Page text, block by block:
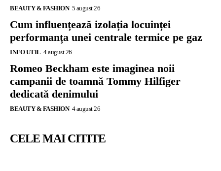
BEAUTY & FASHION 5 august 26
Cum influențează izolația locuinței
performanța unei centrale termice pe gaz
INFO UTIL 4 august 26
Romeo Beckham este imaginea noii
campanii de toamnă Tommy Hilfiger
dedicată denimului
BEAUTY & FASHION 4 august 26
CELE MAI CITITE